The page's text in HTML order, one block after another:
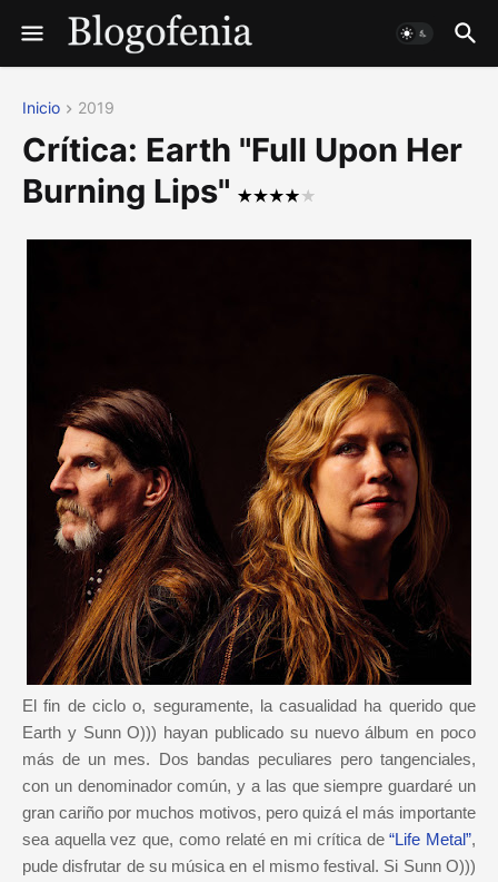
Inicio 2019
Crítica: Earth "Full Upon Her
Burning Lips"
El fin de ciclo o, seguramente, la casualidad ha querido que
Earth y Sunn O))) hayan publicado su nuevo álbum en poco
más de un mes. Dos bandas peculiares pero tangenciales,
con un denominador común, y a las que siempre guardaré un
gran cariño por muchos motivos, pero quizá el más importante
sea aquella vez que, como relaté en mi crítica de“Life Metal”,
pude disfrutar de su música en el mismo festival. Si Sunn O)))